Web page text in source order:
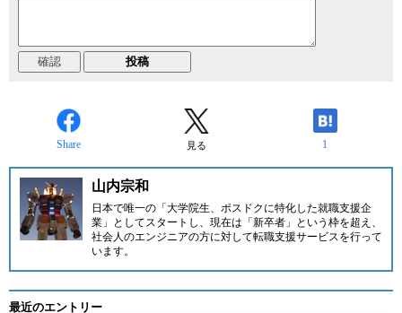
Share 見る 1
山内宗和
日本で唯一の「大学院生、ポスドクに特化した就職支援企
業」としてスタートし、現在は「新卒者」という枠を超え、
社会人のエンジニアの方に対して転職支援サービスを行って
います。
最近のエントリー